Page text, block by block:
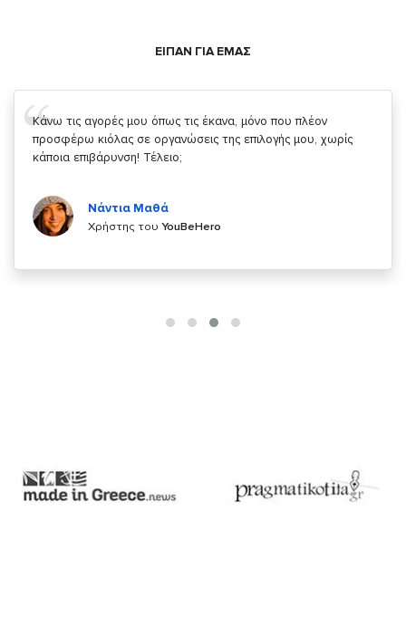
ΕΙΠΑΝ ΓΙΑ ΕΜΑΣ
Σας ευχαριστώ που μας δίνετε την δυνατότητα να κάνουμε
κάτι!
Χρήστης τουYouBeHero